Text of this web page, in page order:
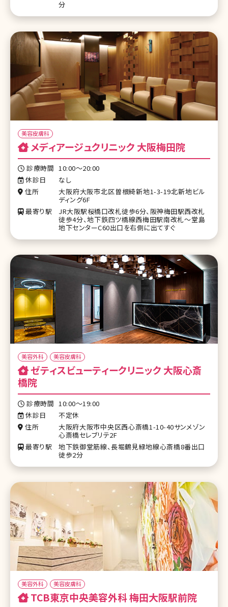
分
美容皮膚科
メディアージュクリニック 大阪梅田院
診療時間 10:00〜20:00
休診日
なし
住所
大阪府大阪市北区曽根綺新地1-3-19北新地ビル
ディング6F
最寄り駅
JR大阪駅桜橋口改札徒歩6分、阪神梅田駅西改札
徒歩4分、地下鉄四ツ橋線西梅田駅南改札～堂島
地下センターC60出口を右側に出てすぐ
美容外科 美容皮膚科
橋院
診療時間 10:00～19:00
休診日
不定休
住所
大阪府大阪市中央区西心斎橋1-10-40サンメゾン
心斎橋セレブリテ2F
最寄り駅
地下鉄御堂筋線、長堀鶴見緑地線心斎橋8番出口
徒歩2分
美容外科 美容皮膚科
TCB東京中央美容外科 梅田大阪駅前院